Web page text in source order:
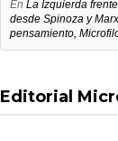
En La Izquierda
desde Spinoza y
pensamiento,
Editorial